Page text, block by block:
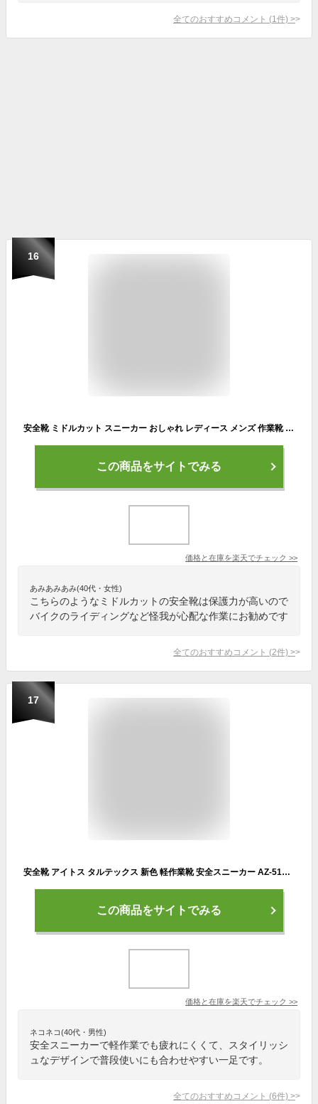
全てのおすすめコメント (1 件) >
16
安全靴 ミドルカット スニーカー おしゃれ レディース メンズ 作業靴 ハイカット 51633 タルテックス TULTEX 22.5cm-28cm
この商品をサイトでみる
価格と在庫を楽天でチェック >>
あみあみあみ(40代・女性)
こちらのようなミドルカットの安全靴は保護力が高いので
バイクのライディングなど怪我が心配な作業にお勧めです
全てのおすすめコメント (2件) >
17
安全靴 アイトス タルテックス 新色 軽作業靴 安全スニーカー AZ-51649 ローカット 紐 メンズ レディース 作業靴 軽量 22.5cm-28cm
この商品をサイトでみる
価格と在庫を楽天でチェック >>
ネコネコ(40代・男性)
安全スニーカーで軽作業でも疲れにくくて、スタイリッシ
ュなデザインで普段使いにも合わせやすい一足です。
全てのおすすめコメント (6件) >